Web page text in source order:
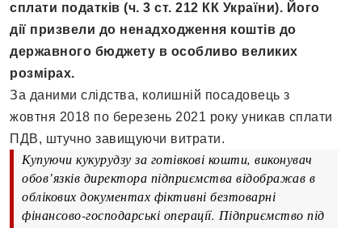
сплати податків (ч. 3 ст. 212 КК України). Його
дії призвели до ненадходження коштів до
державного бюджету в особливо великих
розмірах.
За даними слідства, колишній посадовець з
жовтня 2018 по березень 2021 року уникав сплати
ПДВ, штучно завищуючи витрати.
Купуючи кукурудзу за готівкові кошти, виконувач
обов’язків директора підприємства відображав в
облікових документах фіктивні безтоварні
фінансово-господарські операції. Підприємство під